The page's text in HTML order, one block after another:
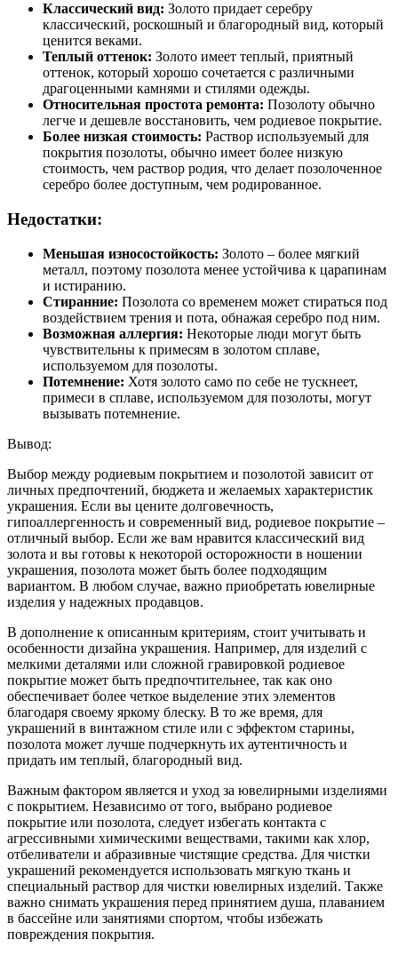
Классический вид: Золото придает серебру
классический, роскошный и благородный вид, который
ценится веками.
Теплый оттенок: Золото имеет теплый, приятный
оттенок, который хорошо сочетается с различными
драгоценными камнями и стилями одежды.
Относительная простота ремонта: Позолоту обычно
легче и дешевле восстановить, чем родиевое покрытие.
Более низкая стоимость: Раствор используемый для
покрытия позолоты, обычно имеет более низкую
стоимость, чем раствор родия, что делает позолоченное
серебро более доступным, чем родированное.
Недостатки:
Меньшая износостойкость: Золото – более мягкий
металл, поэтому позолота менее устойчива к царапинам
и истиранию.
Стиранние: Позолота со временем может стираться под
воздействием трения и пота, обнажая серебро под ним.
Возможная аллергия: Некоторые люди могут быть
чувствительны к примесям в золотом сплаве,
используемом для позолоты.
Потемнение: Хотя золото само по себе не тускнеет,
примеси в сплаве, используемом для позолоты, могут
вызывать потемнение.
Вывод:
Выбор между родиевым покрытием и позолотой зависит от
личных предпочтений, бюджета и желаемых характеристик
украшения. Если вы цените долговечность,
гипоаллергенность и современный вид, родиевое покрытие –
отличный выбор. Если же вам нравится классический вид
золота и вы готовы к некоторой осторожности в ношении
украшения, позолота может быть более подходящим
вариантом. В любом случае, важно приобретать ювелирные
изделия у надежных продавцов.
В дополнение к описанным критериям, стоит учитывать и
особенности дизайна украшения. Например, для изделий с
мелкими деталями или сложной гравировкой родиевое
покрытие может быть предпочтительнее, так как оно
обеспечивает более четкое выделение этих элементов
благодаря своему яркому блеску. В то же время, для
украшений в винтажном стиле или с эффектом старины,
позолота может лучше подчеркнуть их аутентичность и
придать им теплый, благородный вид.
Важным фактором является и уход за ювелирными изделиями
с покрытием. Независимо от того, выбрано родиевое
покрытие или позолота, следует избегать контакта с
агрессивными химическими веществами, такими как хлор,
отбеливатели и абразивные чистящие средства. Для чистки
украшений рекомендуется использовать мягкую ткань и
специальный раствор для чистки ювелирных изделий. Также
важно снимать украшения перед принятием душа, плаванием
в бассейне или занятиями спортом, чтобы избежать
повреждения покрытия.